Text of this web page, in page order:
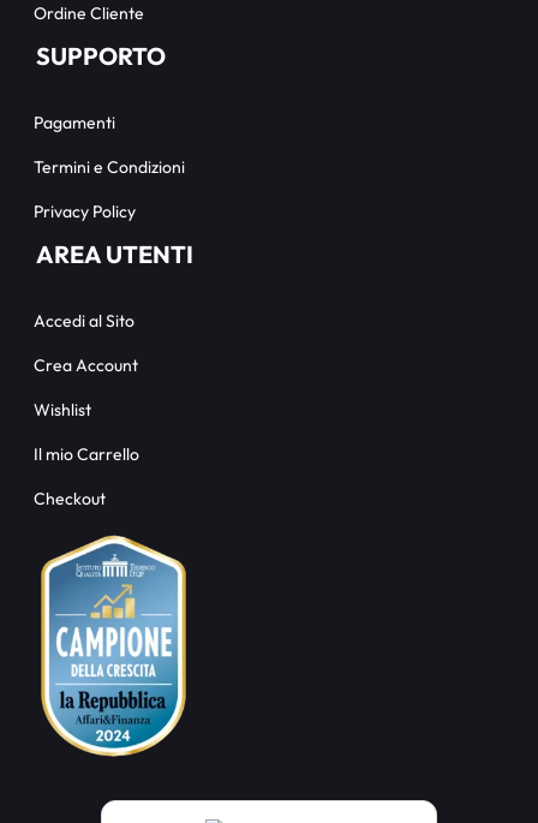
Ordine Cliente
SUPPORTO
Pagamenti
Termini e Condizioni
Privacy Policy
AREA UTENTI
Accedi al Sito
Crea Account
Wishlist
Il mio Carrello
Checkout